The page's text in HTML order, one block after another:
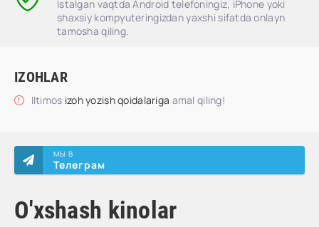
Istalgan vaqtda Android telefoningiz, iPhone yoki
shaxsiy kompyuteringizdan yaxshi sifatda onlayn
tamosha qiling.
IZOHLAR
Iltimos izoh yozish qoidalariga amal qiling!
O'xshash kinolar
МЫ В
Телеграм